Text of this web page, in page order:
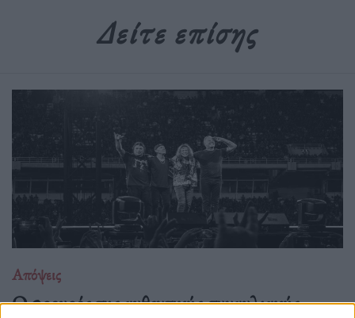
Δείτε επίσης
Απόψεις
O φρουρός της αυθεντικής συναυλιακής